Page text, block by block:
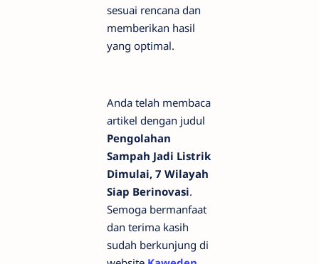
sesuai rencana dan
memberikan hasil
yang optimal.
Anda telah membaca
artikel dengan judul
Pengolahan
Sampah Jadi Listrik
Dimulai, 7 Wilayah
Siap Berinovasi.
Semoga bermanfaat
dan terima kasih
sudah berkunjung di